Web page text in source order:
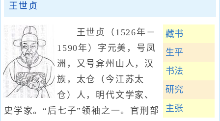
王世贞
藏书
生平
书法
研究
主张
王世贞（1526年－
1590年）字元美，号凤
洲，又号弇州山人，汉
族，太仓（今江苏太
仓）人，明代文学家、
史学家。“后七子”领袖之一。官刑部